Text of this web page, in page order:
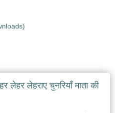
लेहर लेहराए चुनरियाँ माता की